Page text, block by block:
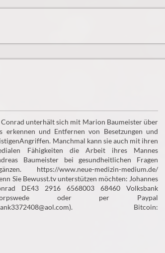
Conrad unterhält sich mit Marion Baumeister über
erkennen und Entfernen von Besetzungen und
Manchmal kann sie auch mit ihren
Fähigkeiten die Arbeit ihres Mannes
Baumeister bei gesundheitlichen Fragen
https://www.neue-medizin-medium.de/
Sie Bewusst.tv unterstützen möchten: Johannes
DE43 2916 6568003 68460 Volksbank
oder per Paypal
Bitcoin: